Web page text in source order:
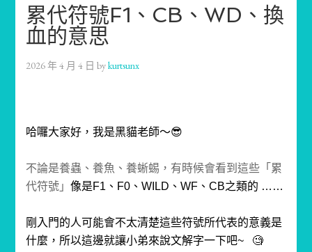
累代符號F1、CB、WD、換
血的意思
2026 年 4 月 4 日 bykurtsunx
哈囉大家好，我是黑貓老師～😎
不論是養蟲、養魚、養蜥蜴，有時候會看到這些「累
代符號」像是F1、F0、WILD、WF、CB之類的 ……
剛入門的人可能會不太清楚這些符號所代表的意義是
什麼，所以這邊就讓小弟來說文解字一下吧~
🧐